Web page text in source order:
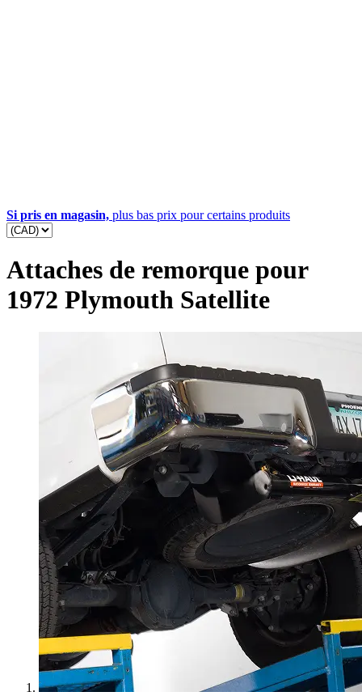
Si pris en magasin, plus bas prix pour certains produits
Attaches de remorque pour
1972 Plymouth Satellite